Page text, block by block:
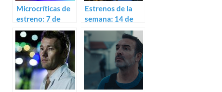
Microcríticas de
estreno: 7 de
julio (2017)
Estrenos de la
semana: 14 de
julio (2017)